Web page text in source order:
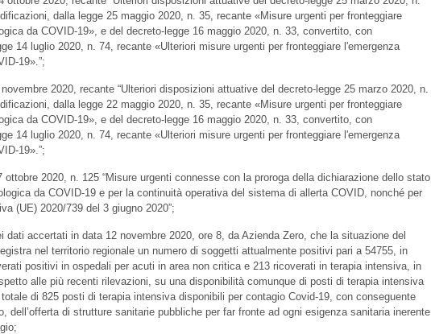
dalla legge 25 maggio 2020, n. 35, recante «Misure urgenti per fronteggiare
da COVID-19», e del decreto-legge 16 maggio 2020, n. 33, convertito, con
14 luglio 2020, n. 74, recante «Ulteriori misure urgenti per fronteggiare l'emergenza
19».”;
2020, recante “Ulteriori disposizioni attuative del decreto-legge 25 marzo 2020, n.
dalla legge 22 maggio 2020, n. 35, recante «Misure urgenti per fronteggiare
da COVID-19», e del decreto-legge 16 maggio 2020, n. 33, convertito, con
14 luglio 2020, n. 74, recante «Ulteriori misure urgenti per fronteggiare l'emergenza
19».”;
2020, n. 125 “Misure urgenti connesse con la proroga della dichiarazione dello stato
da COVID-19 e per la continuità operativa del sistema di allerta COVID, nonché per
(UE) 2020/739 del 3 giugno 2020”;
dati accertati in data 12 novembre 2020, ore 8, da Azienda Zero, che la situazione del
nel territorio regionale un numero di soggetti attualmente positivi pari a 54755, in
positivi in ospedali per acuti in area non critica e 213 ricoverati in terapia intensiva, in
alle più recenti rilevazioni, su una disponibilità comunque di posti di terapia intensiva
di 825 posti di terapia intensiva disponibili per contagio Covid-19, con conseguente
dell’offerta di strutture sanitarie pubbliche per far fronte ad ogni esigenza sanitaria inerente